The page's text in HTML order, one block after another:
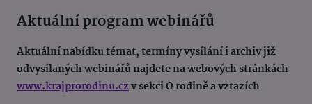
Aktuální program webinářů
Aktuální nabídku témat, termíny vysílání i archiv již
odvysílaných webinářů najdete na webových stránkách
www.krajprorodinu.czv sekci O rodině a vztazích.